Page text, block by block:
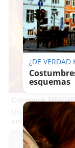
Corepunk
Un verdadero
antes, pero mejor!
¿DE VERDAD
esquemas